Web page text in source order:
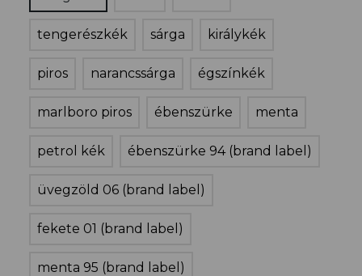
tengerészkék sárga királykék
piros narancssárga égszínkék
marlboro piros ébenszürke menta
petrol kék ébenszürke 94 (brand label)
üvegzöld 06 (brand label)
fekete 01 (brand label)
menta 95 (brand label)